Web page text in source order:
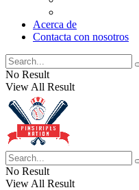
Acerca de
Contacta con nosotros
No Result
View All Result
No Result
View All Result